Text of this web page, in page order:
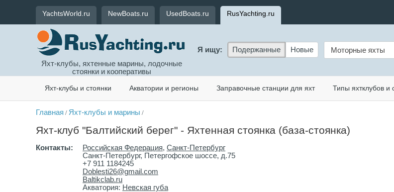
YachtsWorld.ru NewBoats.ru UsedBoats.ru RusYachting.ru
Яхт-клубы, яхтенные марины, лодочные
стоянки и кооперативы
Я ищу: Подержанные Новые
Яхт-клубы и стоянки Акватории и регионы Заправочные станции для яхт Типы яхтклубов и
Главная / Яхт-клубы и марины /
Яхт-клуб "Балтийский берег" - Яхтенная стоянка (база-стоянка)
Контакты: Российская Федерация, Санкт-Петербург
Санкт-Петербург, Петергофское шоссе, д.75
+7 911 1184245
Doblesti26@gmail.com
Baltikclab.ru
Акватория: Невская губа